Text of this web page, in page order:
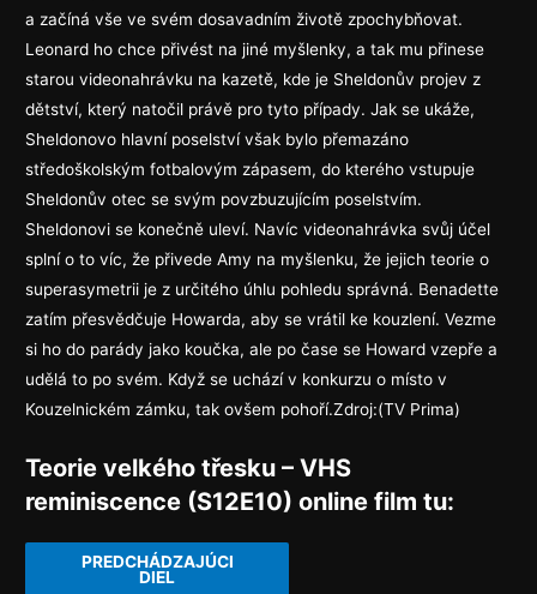
a začíná vše ve svém dosavadním životě zpochybňovat.
Leonard ho chce přivést na jiné myšlenky, a tak mu přinese
starou videonahrávku na kazetě, kde je Sheldonův projev z
dětství, který natočil právě pro tyto případy. Jak se ukáže,
Sheldonovo hlavní poselství však bylo přemazáno
středoškolským fotbalovým zápasem, do kterého vstupuje
Sheldonův otec se svým povzbuzujícím poselstvím.
Sheldonovi se konečně uleví. Navíc videonahrávka svůj účel
splní o to víc, že přivede Amy na myšlenku, že jejich teorie o
superasymetrii je z určitého úhlu pohledu správná. Benadette
zatím přesvědčuje Howarda, aby se vrátil ke kouzlení. Vezme
si ho do parády jako koučka, ale po čase se Howard vzepře a
udělá to po svém. Když se uchází v konkurzu o místo v
Kouzelnickém zámku, tak ovšem pohoří.Zdroj:(TV Prima)
Teorie velkého třesku – VHS
reminiscence (S12E10) online film tu:
PREDCHÁDZAJÚCI
DIEL